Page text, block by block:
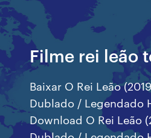
Filme rei leão
Baixar O Rei Leão
Dublado / Legendado
Download O Rei Leão